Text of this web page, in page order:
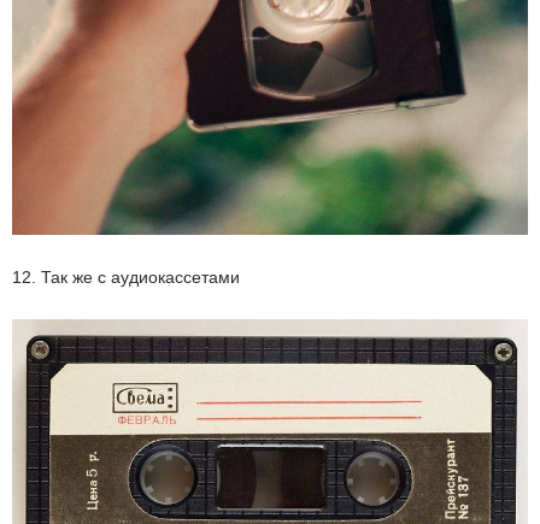
12. Так же с аудиокассетами